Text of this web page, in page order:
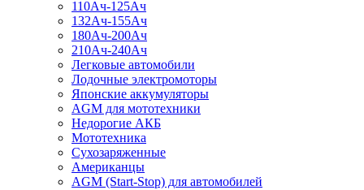
110Ач-125Ач
132Ач-155Ач
180Ач-200Ач
210Ач-240Ач
Легковые автомобили
Лодочные электромоторы
Японские аккумуляторы
AGM для мототехники
Недорогие АКБ
Мототехника
Сухозаряженные
Американцы
AGM (Start-Stop) для автомобилей